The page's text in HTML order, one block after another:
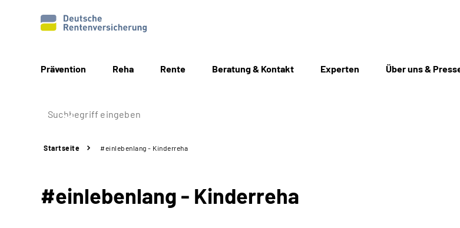
Prävention Reha Rente Beratung & Kontakt Experten Über uns &
Startseite #einlebenlang - Kinderreha
#einlebenlang - Kinderreha